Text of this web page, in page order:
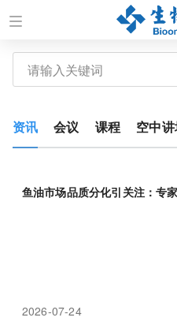
资讯 会议 课程 空中
鱼油市场品质分化引关注：专
2026-07-24